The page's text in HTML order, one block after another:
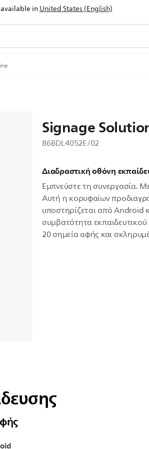
inUnited States (English)
Signage
86BDL4052E/02
Διαδραστική οθόνη
Εμπνεύστε τη συνεργασία.
Αυτή η κορυφαίων
υποστηρίζεται από Android
συμβατότητα
20 σημεία αφής και